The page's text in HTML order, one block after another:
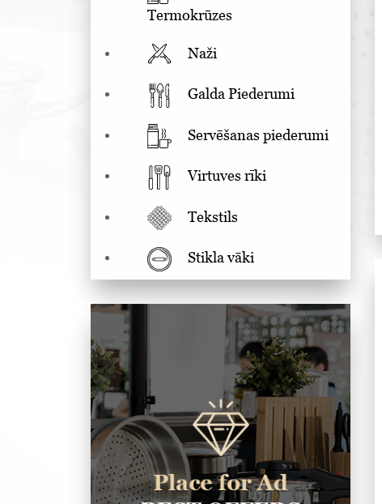
Termokrūzes
Naži
Galda Piederumi
Servēšanas piederumi
Virtuves rīki
Tekstils
Stikla vāki